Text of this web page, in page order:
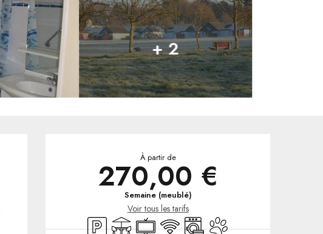
+ 2
Ouverture et coordonnées
À partir de
270,00 €
Semaine (meublé)
Voir tous les tarifs
ParkingTerrasseTélévision
WiFi Lave lingeAnimaux acceptés